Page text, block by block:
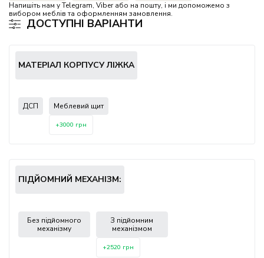
Напишіть нам у Telegram, Viber або на пошту, і ми допоможемо з
вибором меблів та оформленням замовлення.
ДОСТУПНІ ВАРІАНТИ
МАТЕРІАЛ КОРПУСУ ЛІЖКА
ДСП Меблевий щит
+3000 грн
ПІДЙОМНИЙ МЕХАНІЗМ:
Без підйомного
механізму
З підйомним
механізмом
+2520 грн